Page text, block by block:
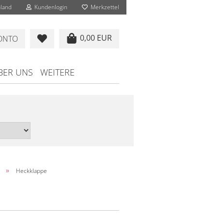
Kundenlogin Merkzettel
0,00 EUR
UNS WEITERE
» Heckklappe